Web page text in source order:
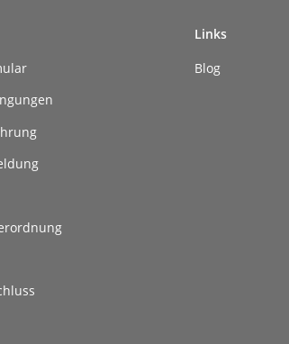
Links
Blog